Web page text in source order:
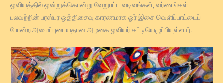
ஓவியத்தில் ஒன்றுக்கொன்று வேறுபட்ட வடிவங்கள், வர்ணங்கள்
பலவற்றின் பரஸ்பர ஒத்திசைவு காரணமாக ஓர் இசை வெளிப்பாட்டைப்
போன்ற அமைப்புடையதான அழகை ஓவியர் கட்டியெழுப்பியுள்ளார்.